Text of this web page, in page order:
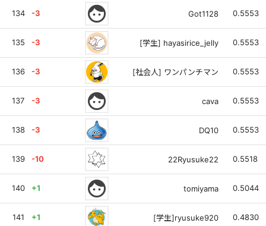
134 -3 face Got1128 0.5553
135 -3 [学生] hayasirice_jelly 0.5553
136 -3 [社会人] ワンパンチマン 0.5553
137 -3 face cava 0.5553
138 -3 DQ10 0.5553
139 -10 22Ryusuke22 0.5518
140 +1 face tomiyama 0.5044
141 +1 [学生]ryusuke920 0.4830